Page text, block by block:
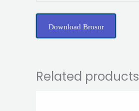
Download Brosur
Related products